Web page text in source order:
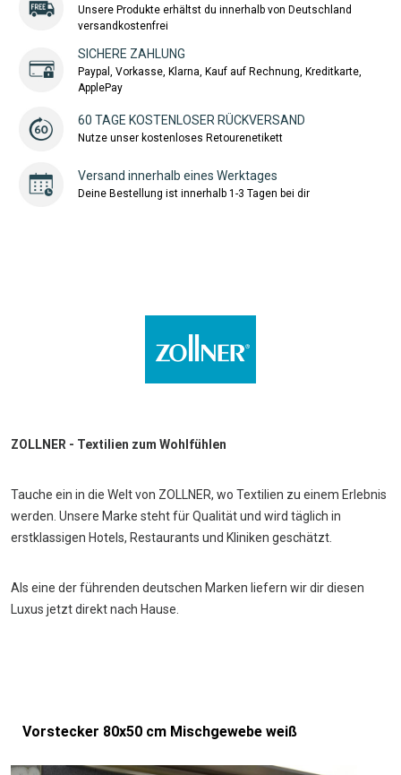
Unsere Produkte erhältst du innerhalb von Deutschland
versandkostenfrei
SICHERE ZAHLUNG
Paypal, Vorkasse, Klarna, Kauf auf Rechnung, Kreditkarte,
ApplePay
60 TAGE KOSTENLOSER RÜCKVERSAND
Nutze unser kostenloses Retourenetikett
Versand innerhalb eines Werktages
Deine Bestellung ist innerhalb 1-3 Tagen bei dir
ZOLLNER - Textilien zum Wohlfühlen
Tauche ein in die Welt von ZOLLNER, wo Textilien zu einem Erlebnis
werden. Unsere Marke steht für Qualität und wird täglich in
erstklassigen Hotels, Restaurants und Kliniken geschätzt.
Als eine der führenden deutschen Marken liefern wir dir diesen
Luxus jetzt direkt nach Hause.
Vorstecker 80x50 cm Mischgewebe weiß